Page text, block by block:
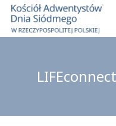
Przejdź
treści